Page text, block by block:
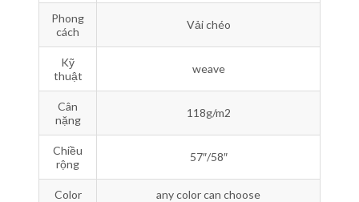
Phong
cách
Vải chéo
Kỹ
thuật
weave
Cân
nặng
118g/m2
Chiều
rộng
57″/58″
Color any color can choose